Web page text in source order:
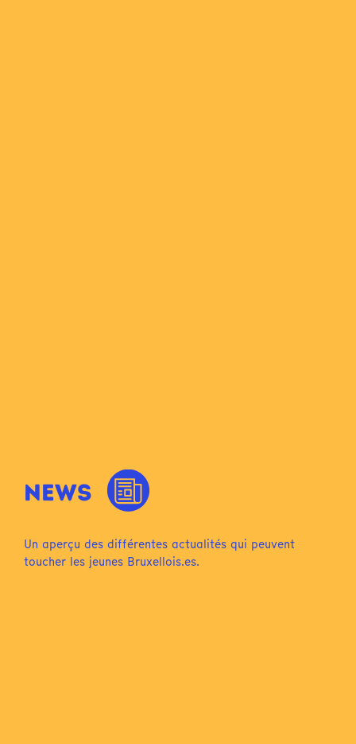
NEWS
Un aperçu des différentes actualités qui peuvent
toucher les jeunes Bruxellois.es.